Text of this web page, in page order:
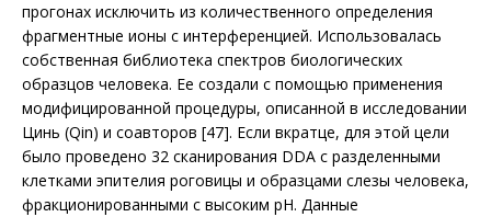
прогонах исключить из количественного определения
фрагментные ионы с интерференцией. Использовалась
собственная библио­тека спектров биологических
образцов человека. Ее создали с помощью применения
модифицированной процедуры, описанной в исследовании
Цинь (Qin) и соавторов [47]. Если вкратце, для этой цели
было проведено 32 сканирования DDA с разделенными
клетками эпителия роговицы и образцами слезы человека,
фракционированными с высоким pH. Данные